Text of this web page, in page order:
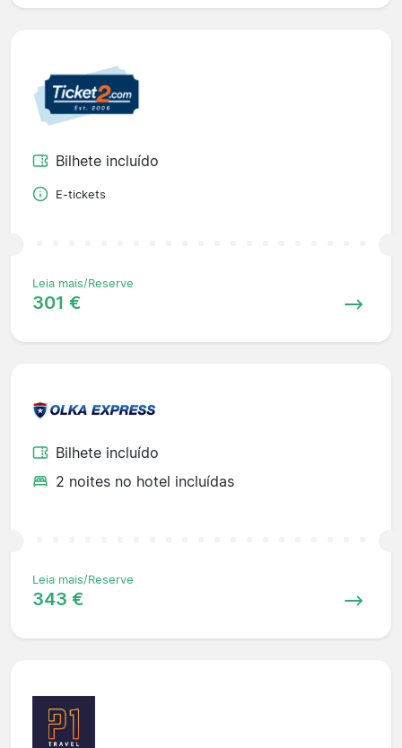
Bilhete incluído
E-tickets
Leia mais/Reserve
301 €
Bilhete incluído
2 noites no hotel incluídas
Leia mais/Reserve
343 €